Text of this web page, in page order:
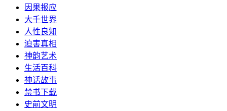
因果报应
大千世界
人性良知
迫害真相
神韵艺术
生活百科
神话故事
禁书下载
史前文明